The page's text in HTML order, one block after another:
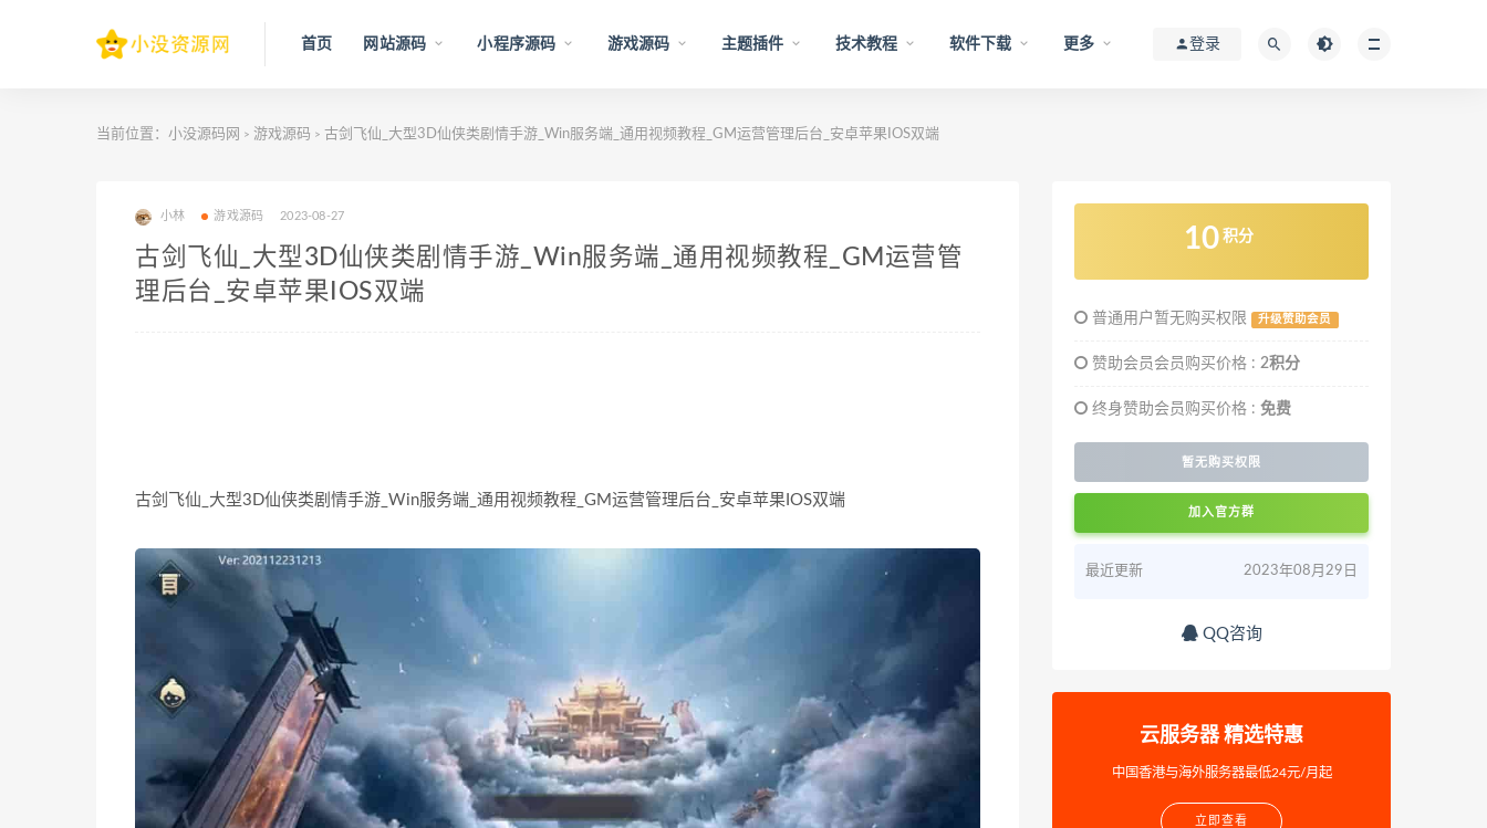
首页 网站源码 小程序源码 游戏源码 主题插件 技术教程 软件下载 更多 登录
当前位置： 小没源码网 > 游戏源码 > 古剑飞仙_大型3D仙侠类剧情手游_Win服务端_通用视频教程_GM运营管理后台_安卓苹果IOS双端
小林 游戏源码 2023-08-27
古剑飞仙_大型3D仙侠类剧情手游_Win服务端_通用视频教程_GM运营管
理后台_安卓苹果IOS双端
古剑飞仙_大型3D仙侠类剧情手游_Win服务端_通用视频教程_GM运营管理后台_安卓苹果IOS双端
10 积分
普通用户暂无购买权限 升级赞助会员
赞助会员会员购买价格 : 2积分
终身赞助会员购买价格 : 免费
暂无购买权限
加入官方群
最近更新 2023年08月29日
QQ咨询
云服务器 精选特惠
中国香港与海外服务器最低24元/月起
立即查看